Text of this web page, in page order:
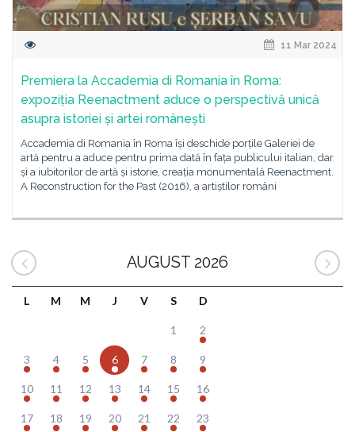
11 Mar 2024
Premiera la Accademia di Romania în Roma:
expoziția Reenactment aduce o perspectivă unică
asupra istoriei și artei românești
Accademia di Romania în Roma își deschide porțile Galeriei de
artă pentru a aduce pentru prima dată în fața publicului italian, dar
și a iubitorilor de artă și istorie, creația monumentală Reenactment.
A Reconstruction for the Past (2016), a artiștilor români
AUGUST 2026
L M M J V S D
1 2
3 4 5 6 7 8 9
10 11 12 13 14 15 16
17 18 19 20 21 22 23